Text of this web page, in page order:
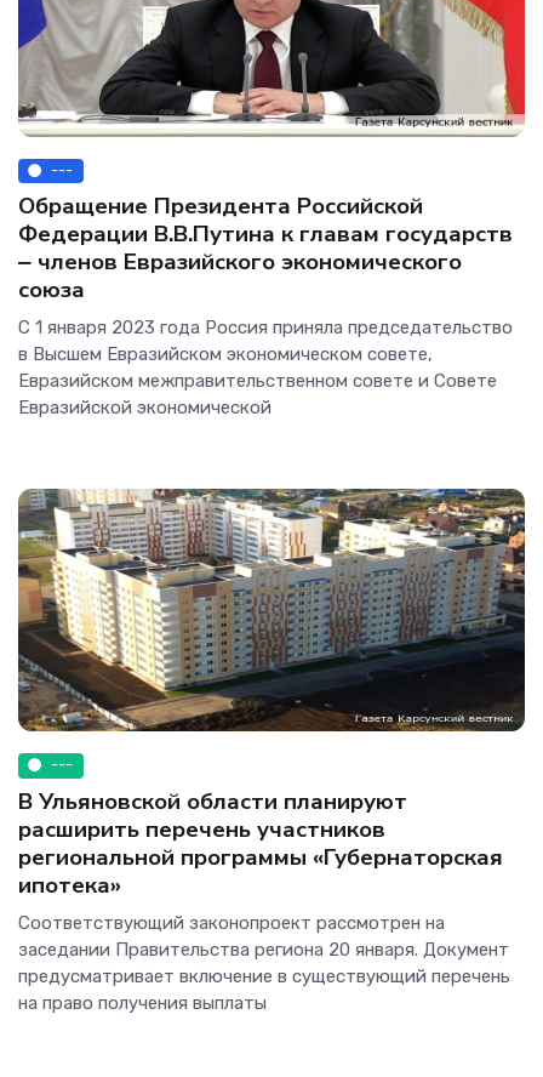
---
Обращение Президента Российской
Федерации В.В.Путина к главам государств
‒ членов Евразийского экономического
союза
С 1 января 2023 года Россия приняла председательство
в Высшем Евразийском экономическом совете,
Евразийском межправительственном совете и Совете
Евразийской экономической
---
В Ульяновской области планируют
расширить перечень участников
региональной программы «Губернаторская
ипотека»
Соответствующий законопроект рассмотрен на
заседании Правительства региона 20 января. Документ
предусматривает включение в существующий перечень
на право получения выплаты